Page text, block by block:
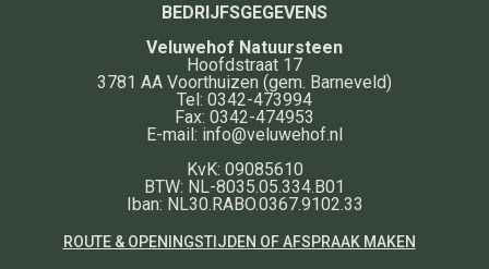
BEDRIJFSGEGEVENS
Veluwehof Natuursteen
Hoofdstraat 17
3781 AA Voorthuizen (gem. Barneveld)
Tel: 0342-473994
Fax: 0342-474953
E-mail: info@veluwehof.nl
KvK: 09085610
BTW: NL-8035.05.334.B01
Iban: NL30.RABO.0367.9102.33
ROUTE & OPENINGSTIJDEN OF AFSPRAAK MAKEN